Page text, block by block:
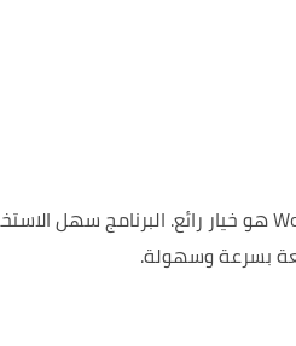
البرنامج سهل
بسرعة وسهولة.